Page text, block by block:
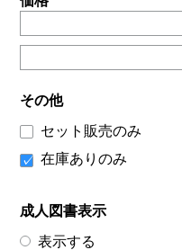
その他
セット販売のみ
在庫ありのみ
成人図書表示
表示する